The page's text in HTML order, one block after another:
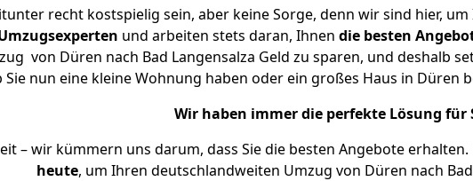
recht kostspielig sein, aber keine Sorge, denn wir sind hier, um
und arbeiten stets daran, Ihnen die besten
von Düren nach Bad Langensalza Geld zu sparen, und deshalb
Sie nun eine kleine Wohnung haben oder ein großes Haus in Düren
Wir haben immer die perfekte Lösung für
– wir kümmern uns darum, dass Sie die besten Angebote erhalten.
heute, um Ihren deutschlandweiten Umzug von Düren nach